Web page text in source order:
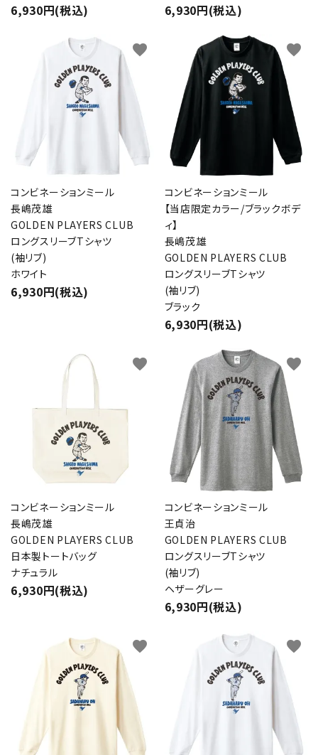
6,930円(税込) 6,930円(税込)
コンビネーションミール
長嶋茂雄
GOLDEN PLAYERS CLUB
ロングスリーブTシャツ
(袖リブ)
ホワイト
6,930円(税込)
favorite
コンビネーションミール
【当店限定カラー/ブラックボデ
ィ】
長嶋茂雄
GOLDEN PLAYERS CLUB
ロングスリーブTシャツ
(袖リブ)
ブラック
6,930円(税込)
favorite
コンビネーションミール
長嶋茂雄
GOLDEN PLAYERS CLUB
日本製トートバッグ
ナチュラル
6,930円(税込)
favorite
コンビネーションミール
王貞治
GOLDEN PLAYERS CLUB
ロングスリーブTシャツ
(袖リブ)
ヘザーグレー
6,930円(税込)
favorite
favorite favorite